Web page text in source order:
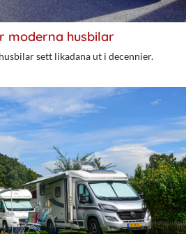
moderna husbilar
sett likadana ut i decennier.